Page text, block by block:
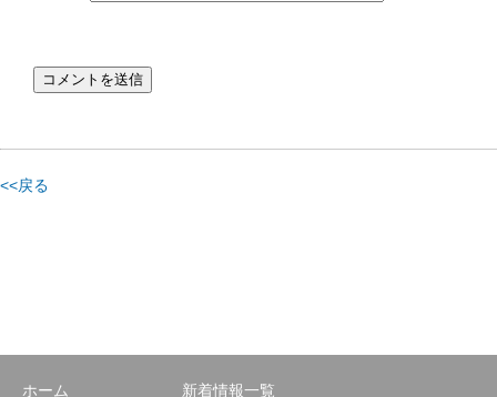
<<戻る
ホーム 新着情報一覧